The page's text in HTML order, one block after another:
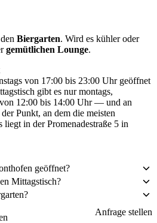
Biergarten. Wird es kühler oder
gemütlichen Lounge.
von 17:00 bis 23:00 Uhr geöffnet
gibt es nur montags,
12:00 bis 14:00 Uhr — und an
Punkt, an dem die meisten
liegt in der Promenadestraße 5 in
geöffnet?
Mittagstisch?
Anfrage stellen